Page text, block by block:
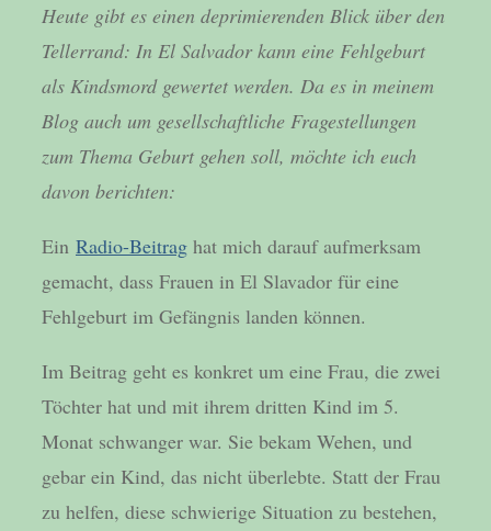
Heute gibt es einen deprimierenden Blick über den
Tellerrand: In El Salvador kann eine Fehlgeburt
als Kindsmord gewertet werden. Da es in meinem
Blog auch um gesellschaftliche Fragestellungen
zum Thema Geburt gehen soll, möchte ich euch
davon berichten:
Ein Radio-Beitrag hat mich darauf aufmerksam
gemacht, dass Frauen in El Slavador für eine
Fehlgeburt im Gefängnis landen können.
Im Beitrag geht es konkret um eine Frau, die zwei
Töchter hat und mit ihrem dritten Kind im 5.
Monat schwanger war. Sie bekam Wehen, und
gebar ein Kind, das nicht überlebte. Statt der Frau
zu helfen, diese schwierige Situation zu bestehen,